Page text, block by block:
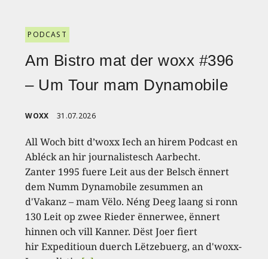
PODCAST
Am Bistro mat der woxx #396
– Um Tour mam Dynamobile
WOXX 31.07.2026
All Woch bitt d’woxx Iech an hirem Podcast en
Abléck an hir journalistesch Aarbecht.
Zanter 1995 fuere Leit aus der Belsch ënnert
dem Numm Dynamobile zesummen an
d'Vakanz – mam Vëlo. Néng Deeg laang si ronn
130 Leit op zwee Rieder ënnerwee, ënnert
hinnen och vill Kanner. Dëst Joer fiert
hir Expeditioun duerch Lëtzebuerg, an d'woxx-